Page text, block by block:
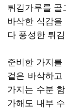
튀김가루를
바삭한 식감
다 풍성한 튀
준비한 가지
겉은 바삭하
가지는 수분
가해도 내부